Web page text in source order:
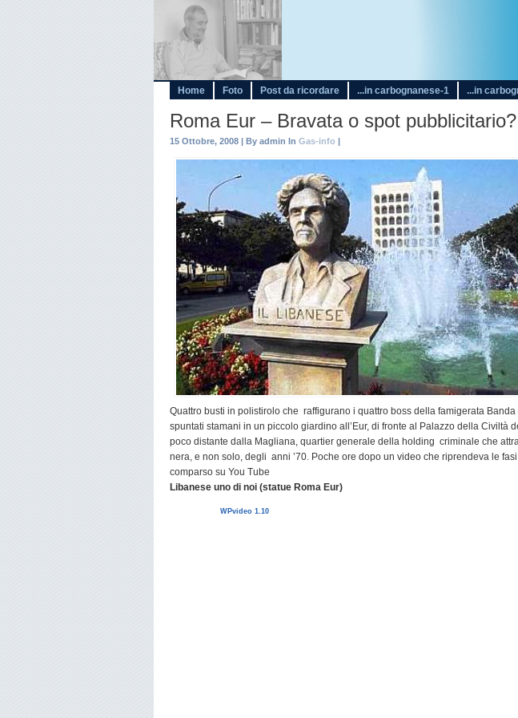
Home Foto Post da ricordare ...in carbognanese-1 ...in
Roma Eur – Bravata o spot pubblicitario?
15 Ottobre, 2008 | By admin In Gas-info |
Quattro busti in polistirolo che raffigurano i quattro boss della famigerata
spuntati stamani in un piccolo giardino all’Eur, di fronte al Palazzo della Civiltà
poco distante dalla Magliana, quartier generale della holding criminale che
nera, e non solo, degli anni ’70. Poche ore dopo un video che riprendeva le fasi
comparso su You Tube
Libanese uno di noi (statue Roma Eur)
WPvideo 1.10